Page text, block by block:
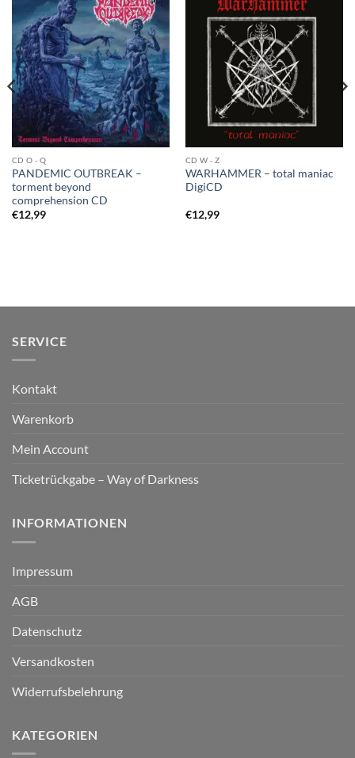
CD O - Q
PANDEMIC OUTBREAK –
torment beyond
comprehension CD
€12,99
CD W - Z
WARHAMMER – total maniac
DigiCD
€12,99
SERVICE
Kontakt
Warenkorb
Mein Account
Ticketrückgabe – Way of Darkness
INFORMATIONEN
Impressum
AGB
Datenschutz
Versandkosten
Widerrufsbelehrung
KATEGORIEN